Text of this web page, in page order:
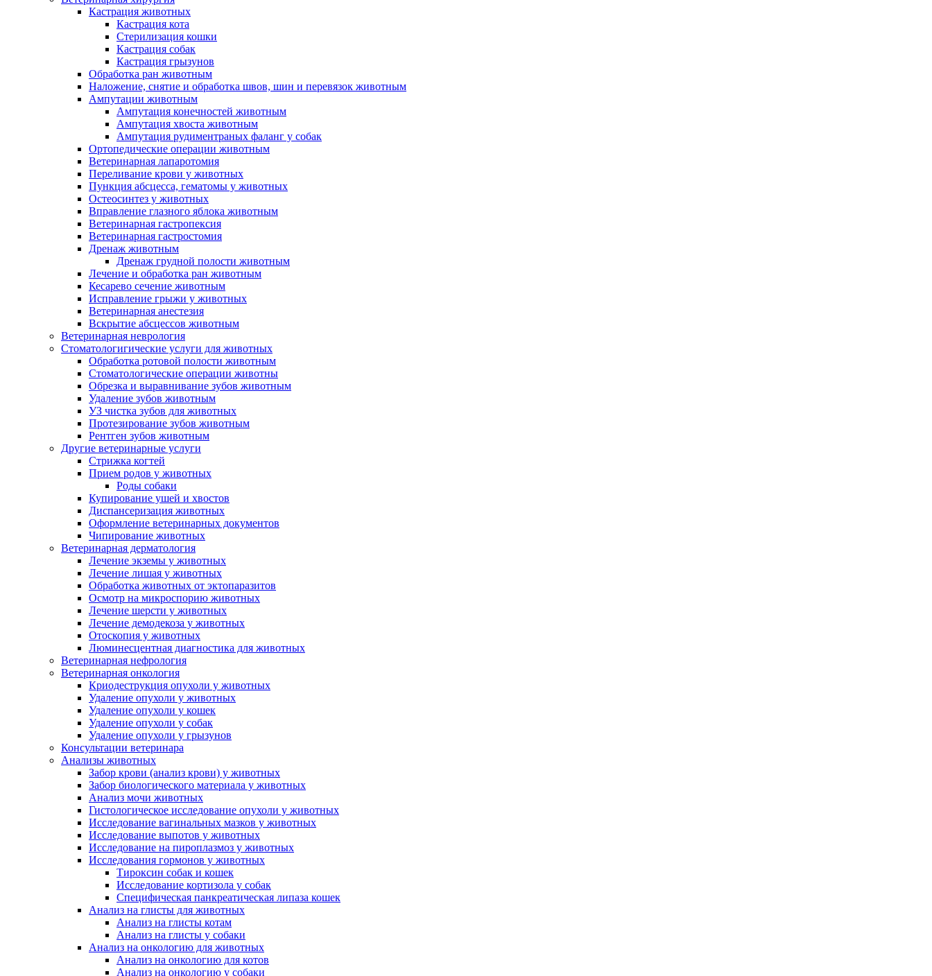
Кастрация животных
Кастрация кота
Стерилизация кошки
Кастрация собак
Кастрация грызунов
Обработка ран животным
Наложение, снятие и обработка швов, шин и перевязок животным
Ампутации животным
Ампутация конечностей животным
Ампутация хвоста животным
Ампутация рудиментраных фаланг у собак
Ортопедические операции животным
Ветеринарная лапаротомия
Переливание крови у животных
Пункция абсцесса, гематомы у животных
Остеосинтез у животных
Вправление глазного яблока животным
Ветеринарная гастропексия
Ветеринарная гастростомия
Дренаж животным
Дренаж грудной полости животным
Лечение и обработка ран животным
Кесарево сечение животным
Исправление грыжи у животных
Ветеринарная анестезия
Вскрытие абсцессов животным
Ветеринарная неврология
Стоматологигические услуги для животных
Обработка ротовой полости животным
Стоматологические операции животны
Обрезка и выравнивание зубов животным
Удаление зубов животным
УЗ чистка зубов для животных
Протезирование зубов животным
Рентген зубов животным
Другие ветеринарные услуги
Стрижка когтей
Прием родов у животных
Роды собаки
Купирование ушей и хвостов
Диспансеризация животных
Оформление ветеринарных документов
Чипирование животных
Ветеринарная дерматология
Лечение экземы у животных
Лечение лишая у животных
Обработка животных от эктопаразитов
Осмотр на микроспорию животных
Лечение шерсти у животных
Лечение демодекоза у животных
Отоскопия у животных
Люминесцентная диагностика для животных
Ветеринарная нефрология
Ветеринарная онкология
Криодеструкция опухоли у животных
Удаление опухоли у животных
Удаление опухоли у кошек
Удаление опухоли у собак
Удаление опухоли у грызунов
Консультации ветеринара
Анализы животных
Забор крови (анализ крови) у животных
Забор биологического материала у животных
Анализ мочи животных
Гистологическое исследование опухоли у животных
Исследование вагинальных мазков у животных
Исследование выпотов у животных
Исследование на пироплазмоз у животных
Исследования гормонов у животных
Тироксин собак и кошек
Исследование кортизола у собак
Специфическая панкреатическая липаза кошек
Анализ на глисты для животных
Анализ на глисты котам
Анализ на глисты у собаки
Анализ на онкологию для животных
Анализ на онкологию для котов
Анализ на онкологию у собаки